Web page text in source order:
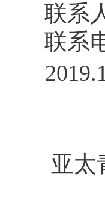
联系
联系
2019.
亚太